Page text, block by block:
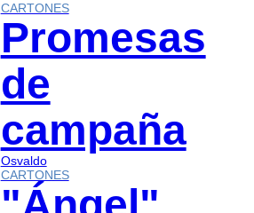
CARTONES
Promesas
de
campaña
Osvaldo
CARTONES